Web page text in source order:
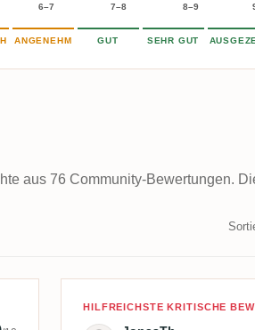
6–7 7–8 8–9
ANGENEHM GUT SEHR GUT
aus 76 Community-Bewertungen.
Bewertung von
HILFREICHSTE KRITISCHE